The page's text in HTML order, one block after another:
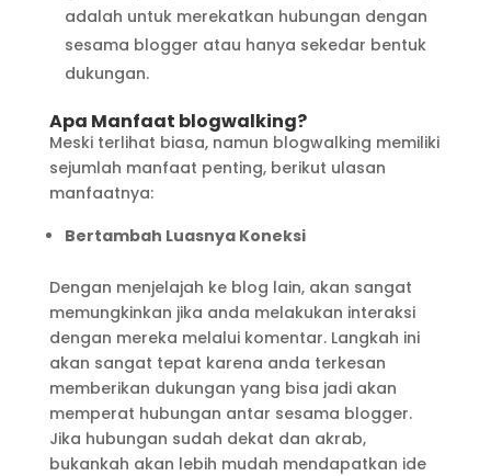
adalah untuk merekatkan hubungan dengan
sesama blogger atau hanya sekedar bentuk
dukungan.
Apa Manfaat blogwalking?
Meski terlihat biasa, namun blogwalking memiliki
sejumlah manfaat penting, berikut ulasan
manfaatnya:
Bertambah Luasnya Koneksi
Dengan menjelajah ke blog lain, akan sangat
memungkinkan jika anda melakukan interaksi
dengan mereka melalui komentar. Langkah ini
akan sangat tepat karena anda terkesan
memberikan dukungan yang bisa jadi akan
memperat hubungan antar sesama blogger.
Jika hubungan sudah dekat dan akrab,
bukankah akan lebih mudah mendapatkan ide